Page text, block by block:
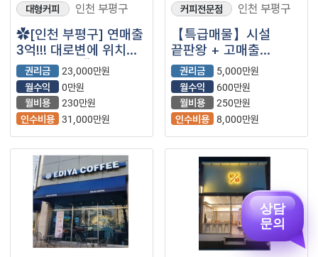
대형커피 인천 부평구
✿[인천 부평구] 연매출
3억!!! 대로변에 위치한
빽다방 매장✿
권리금
23,000만원
월수익
0만원
월비용
230만원
인수비용 31,000만원
커피전문점 인천 부평구
【특급매물】시설
끝판왕 + 고매출
「컴포즈커피」
권리금
5,000만원
월수익
600만원
월비용
250만원
인수비용 8,000만원
상담
문의